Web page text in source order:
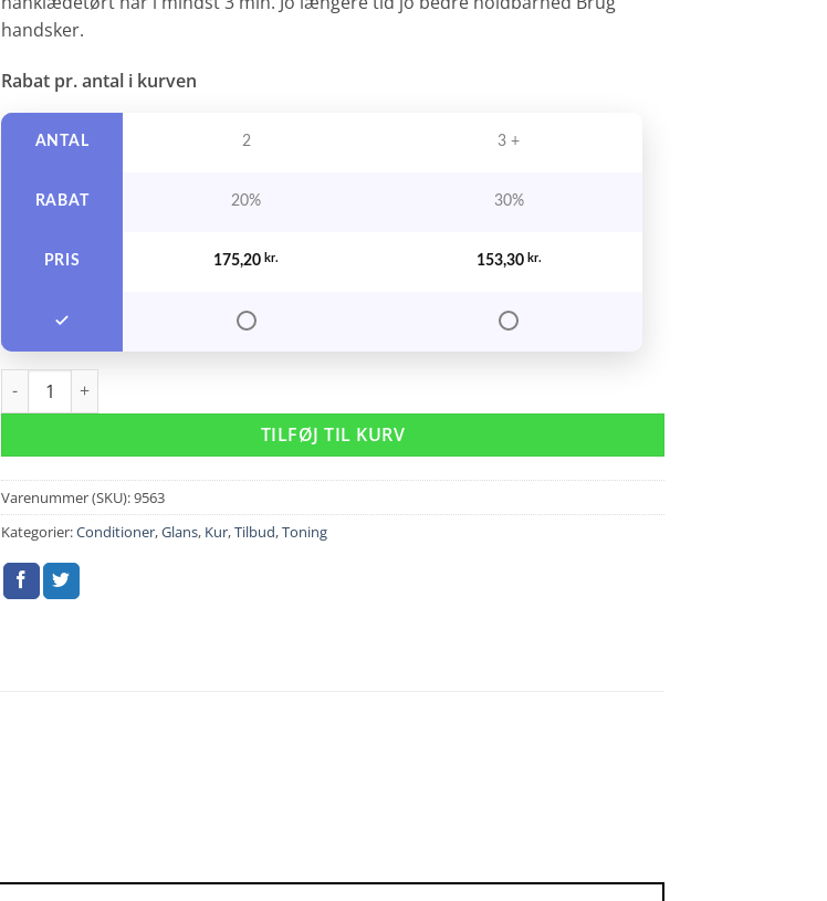
handsker.
Rabat pr. antal i kurven
ANTAL
RABAT
PRIS
2 3 +
20% 30%
175,20 kr. 153,30 kr.
Evo Fabuloso Light Beige 220 ml. antal
TILFØJ TIL KURV
Varenummer (SKU):9563
Kategorier:Conditioner,Glans, Kur,Tilbud,Toning